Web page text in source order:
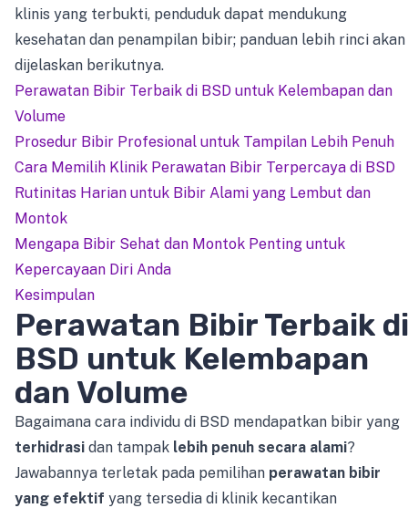
klinis yang terbukti, penduduk dapat mendukung
kesehatan dan penampilan bibir; panduan lebih rinci akan
dijelaskan berikutnya.
Perawatan Bibir Terbaik di BSD untuk Kelembapan dan
Volume
Prosedur Bibir Profesional untuk Tampilan Lebih Penuh
Cara Memilih Klinik Perawatan Bibir Terpercaya di BSD
Rutinitas Harian untuk Bibir Alami yang Lembut dan
Montok
Mengapa Bibir Sehat dan Montok Penting untuk
Kepercayaan Diri Anda
Kesimpulan
Perawatan Bibir Terbaik di
BSD untuk Kelembapan
dan Volume
Bagaimana cara individu di BSD mendapatkan bibir yang
terhidrasi dan tampak lebih penuh secara alami?
Jawabannya terletak pada pemilihan perawatan bibir
yang efektif yang tersedia di klinik kecantikan